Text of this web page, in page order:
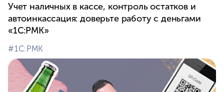
Учет наличных в кассе, контроль остатков и
автоинкассация: доверьте работу с деньгами
«1С:РМК»
#⁣1С:РМК